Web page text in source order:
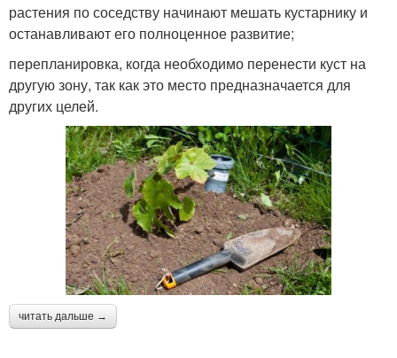
растения по соседству начинают мешать кустарнику и
останавливают его полноценное развитие;
перепланировка, когда необходимо перенести куст на
другую зону, так как это место предназначается для
других целей.
читать дальше →